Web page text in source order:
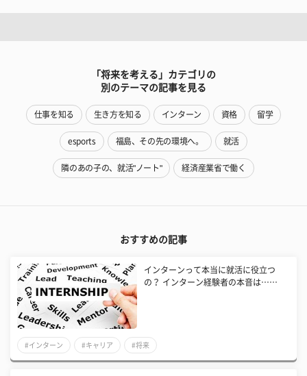
「将来を考える」カテゴリの
別のテーマの記事を見る
仕事を知る 生き方を知る インターン 資格 留学
esports 福島、その先の環境へ。 就活
隣のあの子の、就活"ノート" 経済産業省で働く
おすすめの記事
インターンって本当に就活に役立つ
の？ インターン経験者の本音は……
#インターン #キャリア #将来